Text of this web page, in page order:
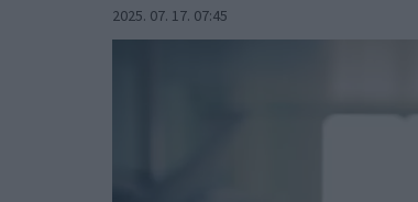
2025. 07. 17. 07:45